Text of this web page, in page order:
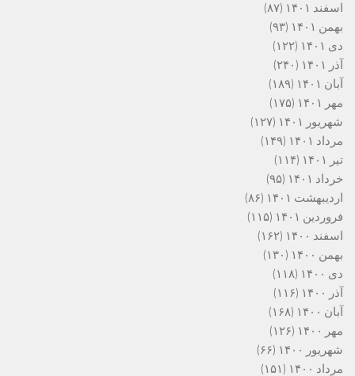
اسفند ۱۴۰۱
(۸۷)
بهمن ۱۴۰۱
(۹۳)
دی ۱۴۰۱
(۱۲۲)
آذر ۱۴۰۱
(۲۴۰)
آبان ۱۴۰۱
(۱۸۹)
مهر ۱۴۰۱
(۱۷۵)
شهریور ۱۴۰۱
(۱۲۷)
مرداد ۱۴۰۱
(۱۴۹)
تیر ۱۴۰۱
(۱۱۴)
خرداد ۱۴۰۱
(۹۵)
اردیبهشت ۱۴۰۱
(۸۶)
فروردین ۱۴۰۱
(۱۱۵)
اسفند ۱۴۰۰
(۱۶۲)
بهمن ۱۴۰۰
(۱۳۰)
دی ۱۴۰۰
(۱۱۸)
آذر ۱۴۰۰
(۱۱۶)
آبان ۱۴۰۰
(۱۶۸)
مهر ۱۴۰۰
(۱۲۶)
شهریور ۱۴۰۰
(۶۶)
مرداد ۱۴۰۰
(۱۵۱)